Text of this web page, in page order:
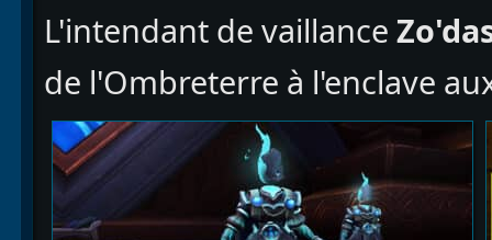
L'intendant de vaillance
de l'Ombreterre à l'enclave